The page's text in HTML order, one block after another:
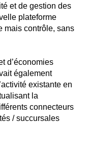
et de gestion des
plateforme
mais contrôle, sans
d’économies
également
existante en
la
connecteurs
/ succursales